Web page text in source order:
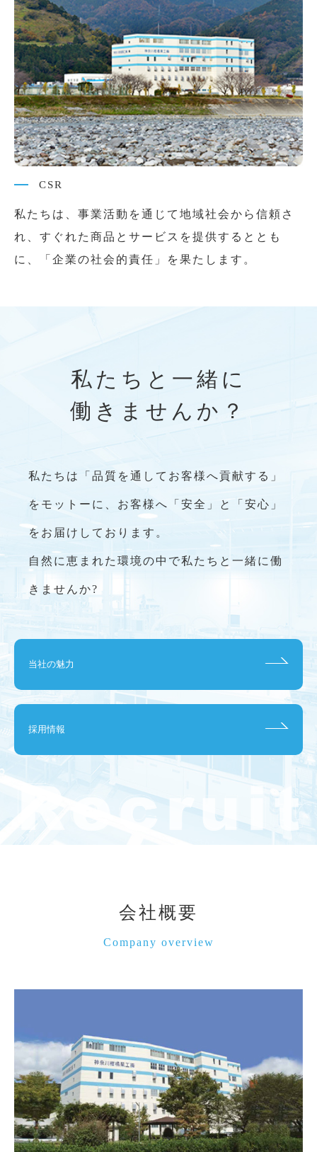
CSR
私たちは、事業活動を通じて地域社会から信頼さ
れ、すぐれた商品とサービスを提供するととも
に、「企業の社会的責任」を果たします。
私たちと一緒に
働きませんか？
私たちは「品質を通してお客様へ貢献する」
をモットーに、 お客様へ「安全」と「安心」
をお届けしております。
自然に恵まれた環境の中で私たちと一緒に働
きませんか?
当社の魅力
採用情報
会社概要
Company overview